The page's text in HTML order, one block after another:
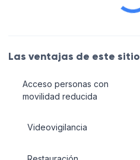
Las ventajas de este sitio
Acceso personas con
movilidad reducida
Videovigilancia